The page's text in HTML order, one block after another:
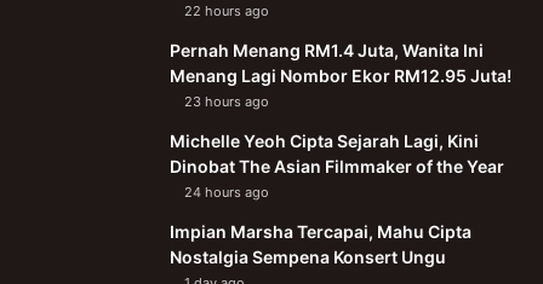
22 hours ago
Pernah Menang RM1.4 Juta, Wanita Ini
Menang Lagi Nombor Ekor RM12.95 Juta!
23 hours ago
Michelle Yeoh Cipta Sejarah Lagi, Kini
Dinobat The Asian Filmmaker of the Year
24 hours ago
Impian Marsha Tercapai, Mahu Cipta
Nostalgia Sempena Konsert Ungu